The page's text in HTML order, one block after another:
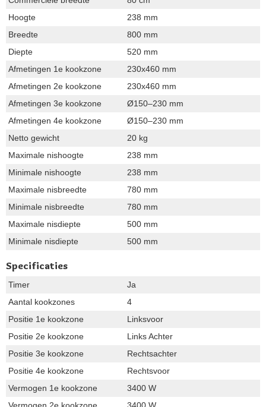
Hoogte
238 mm
Breedte
800 mm
Diepte
520 mm
Afmetingen 1e kookzone
230x460 mm
Afmetingen 2e kookzone
230x460 mm
Afmetingen 3e kookzone
Ø150–230 mm
Afmetingen 4e kookzone
Ø150–230 mm
Netto gewicht
20 kg
Maximale nishoogte
238 mm
Minimale nishoogte
238 mm
Maximale nisbreedte
780 mm
Minimale nisbreedte
780 mm
Maximale nisdiepte
500 mm
Minimale nisdiepte
500 mm
Specificaties
Timer
Ja
Aantal kookzones
4
Positie 1e kookzone
Linksvoor
Positie 2e kookzone
Links Achter
Positie 3e kookzone
Rechtsachter
Positie 4e kookzone
Rechtsvoor
Vermogen 1e kookzone
3400 W
Vermogen 2e kookzone
3400 W